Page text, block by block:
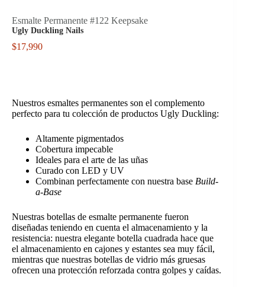
Esmalte Permanente #122 Keepsake
Ugly Duckling Nails
$17,990
Nuestros esmaltes permanentes son el complemento
perfecto para tu colección de productos Ugly Duckling:
Altamente pigmentados
Cobertura impecable
Ideales para el arte de las uñas
Curado con LED y UV
Combinan perfectamente con nuestra base Build-
a-Base
Nuestras botellas de esmalte permanente fueron
diseñadas teniendo en cuenta el almacenamiento y la
resistencia: nuestra elegante botella cuadrada hace que
el almacenamiento en cajones y estantes sea muy fácil,
mientras que nuestras botellas de vidrio más gruesas
ofrecen una protección reforzada contra golpes y caídas.